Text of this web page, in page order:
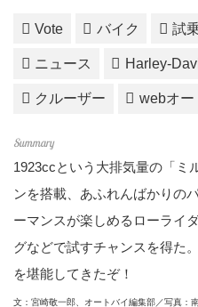
Vote バイク 試
ニュース Harley-
クルーザー webオー
1923ccという大排気量の「ミ
ンを搭載、あふれんばかりの
ーマンスが楽しめるローライ
グなどで試すチャンスを得た
を堪能してきたぞ！
文：宮崎敬一郎、オートバイ編集部／写真：